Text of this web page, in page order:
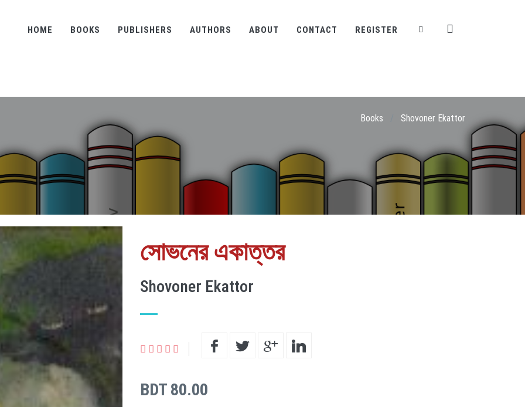
HOME BOOKS PUBLISHERS AUTHORS ABOUT CONTACT REGISTER
Books Shovoner Ekattor
সোভনের একাত্তর
Shovoner Ekattor
BDT 80.00